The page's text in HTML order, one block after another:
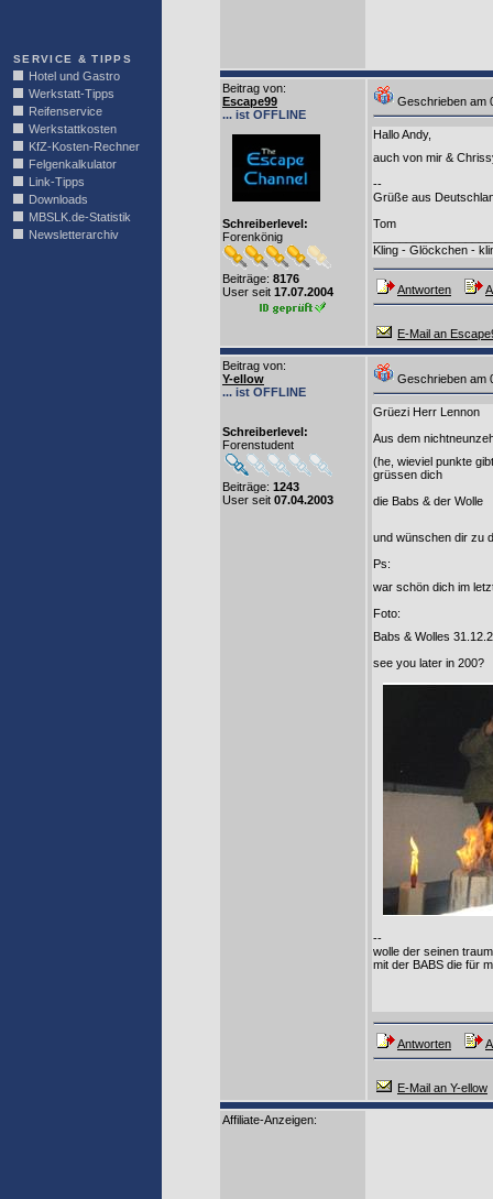
SERVICE & TIPPS
Hotel und Gastro
Werkstatt-Tipps
Reifenservice
Werkstattkosten
KfZ-Kosten-Rechner
Felgenkalkulator
Link-Tipps
Downloads
MBSLK.de-Statistik
Newsletterarchiv
Beitrag von:
Escape99
... ist OFFLINE
Schreiberlevel:
Forenkönig
Beiträge: 8176
User seit 17.07.2004
Geschrieben
Hallo Andy,
auch von mir &
--
Grüße aus
Tom
Kling - Glöckchen -
Antworten
E-Mail an
Beitrag von:
Y-ellow
... ist OFFLINE
Schreiberlevel:
Forenstudent
Beiträge: 1243
User seit 07.04.2003
Geschrieben
Grüezi Herr Lennon
Aus dem
(he, wieviel punkte
grüssen dich
die Babs & der Wolle
und wünschen dir zu
Ps:
war schön dich im
Foto:
Babs & Wolles
see you later in 200?
--
wolle der seinen
mit der BABS die für
Antworten
E-Mail an Y-ellow
Affiliate-Anzeigen: